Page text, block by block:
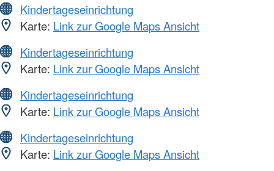
Kindertageseinrichtung
Karte: Link zur Google Maps Ansicht
Kindertageseinrichtung
Karte: Link zur Google Maps Ansicht
Kindertageseinrichtung
Karte: Link zur Google Maps Ansicht
Kindertageseinrichtung
Karte: Link zur Google Maps Ansicht